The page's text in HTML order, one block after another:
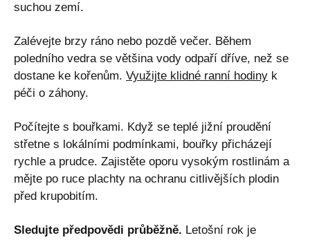
suchou zemí.
Zalévejte brzy ráno nebo pozdě večer. Během
poledního vedra se většina vody odpaří dříve, než se
dostane ke kořenům. Využijte klidné ranní hodiny k
péči o záhony.
Počítejte s bouřkami. Když se teplé jižní proudění
střetne s lokálními podmínkami, bouřky přicházejí
rychle a prudce. Zajistěte oporu vysokým rostlinám a
mějte po ruce plachty na ochranu citlivějších plodin
před krupobitím.
Sledujte předpovědi průběžně. Letošní rok je